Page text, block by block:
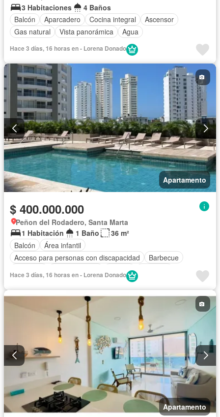
3 Habitaciones
4 Baños
Balcón
Aparcadero Cocina integral
Ascensor
Gas natural
Vista panorámica Agua
Hace 3 días, 16 horas en - Lorena Donado
Apartamento
$ 400.000.000
Peñon del Rodadero, Santa Marta
1 Habitación
1 Baño
36 m²
Balcón
Área infantil
Acceso para personas con discapacidad
Barbecue
Jacuzzi
Seguridad privada
Piscina
Agua
Hace 3 días, 16 horas en - Lorena Donado
Apartamento